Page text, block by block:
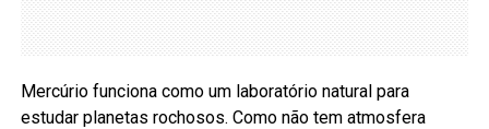
Mercúrio funciona como um laboratório natural para
estudar planetas rochosos. Como não tem atmosfera